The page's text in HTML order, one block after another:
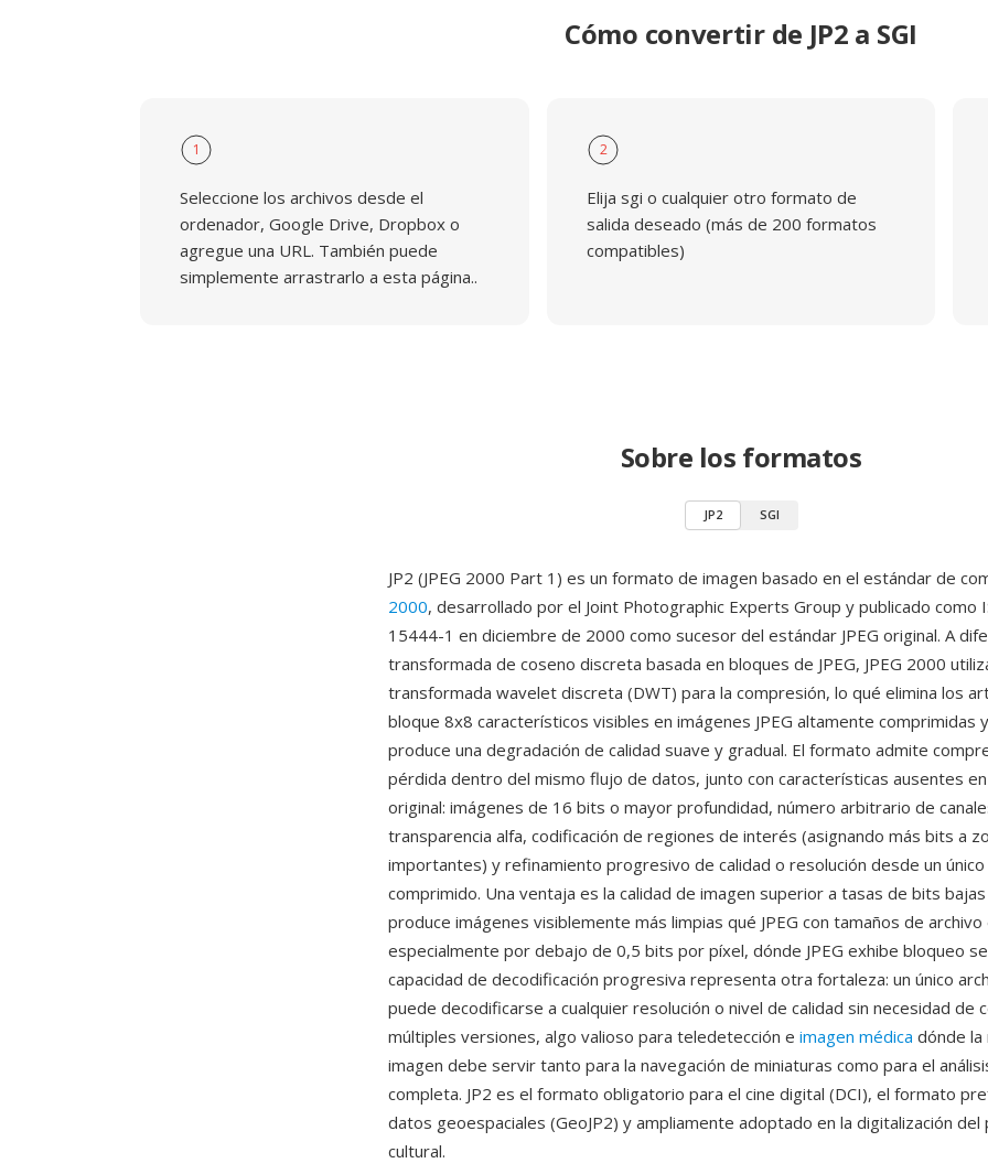
Cómo convertir de JP2 a SGI
1
Seleccione los archivos desde el
ordenador, Google Drive, Dropbox o
agregue una URL. También puede
simplemente arrastrarlo a esta página..
2
Elija sgi o cualquier otro formato de
salida deseado (más de 200 formatos
compatibles)
Sobre los formatos
JP2 SGI
JP2 (JPEG 2000 Part 1) es un formato de imagen basado en el estándar de
2000, desarrollado por el Joint Photographic Experts Group y publicado como
15444-1 en diciembre de 2000 como sucesor del estándar JPEG original. A
transformada de coseno discreta basada en bloques de JPEG, JPEG 2000
transformada wavelet discreta (DWT) para la compresión, lo qué elimina los
bloque 8x8 característicos visibles en imágenes JPEG altamente comprimidas
produce una degradación de calidad suave y gradual. El formato admite
pérdida dentro del mismo flujo de datos, junto con características ausentes en
original: imágenes de 16 bits o mayor profundidad, número arbitrario de
transparencia alfa, codificación de regiones de interés (asignando más bits a
importantes) y refinamiento progresivo de calidad o resolución desde un
comprimido. Una ventaja es la calidad de imagen superior a tasas de bits
produce imágenes visiblemente más limpias qué JPEG con tamaños de
especialmente por debajo de 0,5 bits por píxel, dónde JPEG exhibe bloqueo
capacidad de decodificación progresiva representa otra fortaleza: un único
puede decodificarse a cualquier resolución o nivel de calidad sin necesidad de
múltiples versiones, algo valioso para teledetección e imagen médica dónde la
imagen debe servir tanto para la navegación de miniaturas como para el
completa. JP2 es el formato obligatorio para el cine digital (DCI), el formato
datos geoespaciales (GeoJP2) y ampliamente adoptado en la digitalización del
cultural.